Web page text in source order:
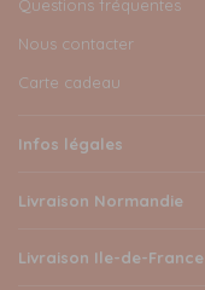
Questions fréquentes
Nous contacter
Carte cadeau
Infos légales
Livraison Normandie
Livraison Ile-de-France